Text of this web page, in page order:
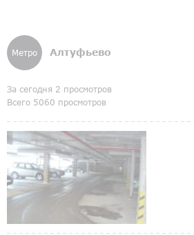
Метро Алтуфьево
За сегодня 2 просмотров
Всего 5060 просмотров